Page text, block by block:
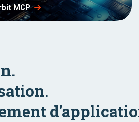
MCP